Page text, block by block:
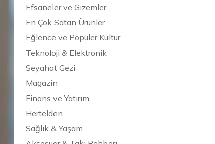
Efsaneler ve Gizemler
En Çok Satan Ürünler
Eğlence ve Popüler Kültür
Teknoloji & Elektronik
Seyahat Gezi
Magazin
Finans ve Yatırım
Hertelden
Sağlık & Yaşam